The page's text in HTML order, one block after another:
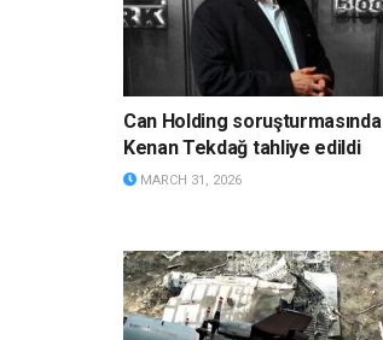
Can Holding soruşturmasında
Kenan Tekdağ tahliye edildi
MARCH 31, 2026